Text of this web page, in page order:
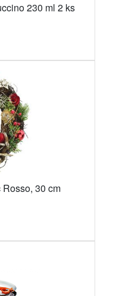
230 ml 2 ks
30 cm